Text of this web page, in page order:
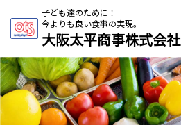
子ども達のために！
今よりも良い食事の実現。
大阪太平商事株式会社